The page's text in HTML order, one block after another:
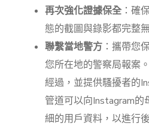
再次強化證據保全 ：確
態的截圖與錄影都完整
聯繫當地警方 ：攜帶您
您所在地的警察局報案
經過，並提供騷擾者的
管道可以向Instagram
細的用戶資料，以進行